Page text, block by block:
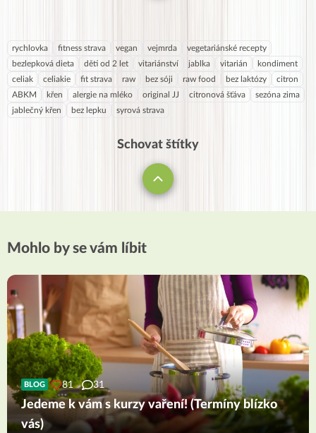
rychlovka fitness strava vegan vejmrda
vegetariánské recepty
bezlepková dieta
děti od 2 let vitariánství jablka vitarián
kondiment
celiak
celiakie fit strava raw bez sóji raw food bez laktózy
citron
ABKM
křen alergie na mléko original JJ citronová šťáva
sezóna zima
jablečný křen
bez lepku syrová strava
Schovat štítky
Mohlo by se vám líbit
BLOG 81 31
Jedeme k vám s kurzy vaření! (Termíny blízko
vás)